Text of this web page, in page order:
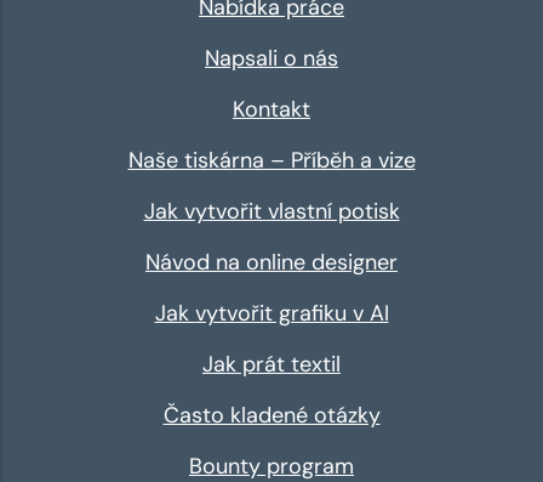
Nabídka práce
Napsali o nás
Kontakt
Naše tiskárna – Příběh a vize
Jak vytvořit vlastní potisk
Návod na online designer
Jak vytvořit grafiku v AI
Jak prát textil
Často kladené otázky
Bounty program